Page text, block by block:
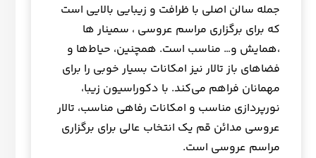
جمله سالن اصلی با ظرافت و زیبایی بالایی است
که برای برگزاری مراسم عروسی ، سمینار ها
،همایش و… مناسب است. همچنین، حیاط‌ها و
فضاهای باز تالار نیز امکانات بسیار خوبی را برای
مهمانان فراهم می‌کند. با دکوراسیون زیبا،
نورپردازی مناسب و امکانات رفاهی مناسب، تالار
عروسی مدائن قم یک انتخاب عالی برای برگزاری
مراسم عروسی است.